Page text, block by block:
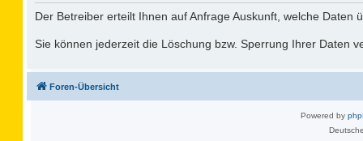
Der Betreiber erteilt Ihnen auf Anfrage Auskunft, welche Daten
Sie können jederzeit die Löschung bzw. Sperrung Ihrer Daten
Foren-Übersicht
Powered by